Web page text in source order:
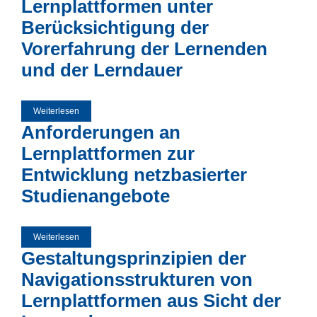
Lernplattformen unter
Berücksichtigung der
Vorerfahrung der Lernenden
und der Lerndauer
Weiterlesen
der Lernenden und der Lerndauer
Anforderungen an
Lernplattformen zur
Entwicklung netzbasierter
Studienangebote
Weiterlesen
Gestaltungsprinzipien der
Navigationsstrukturen von
Lernplattformen aus Sicht der